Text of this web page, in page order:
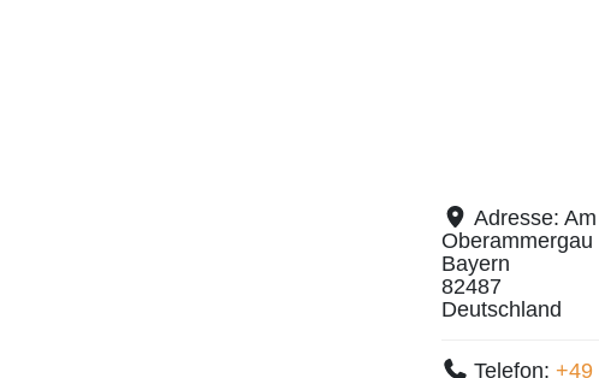
Adresse:
Oberammergau
Bayern
82487
Deutschland
Telefon: +49